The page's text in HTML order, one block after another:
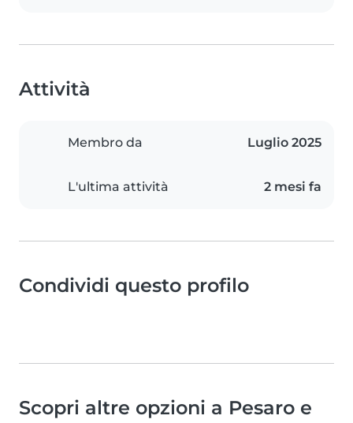
Attività
Membro da Luglio 2025
L'ultima attività 2 mesi fa
Condividi questo profilo
Scopri altre opzioni a Pesaro e